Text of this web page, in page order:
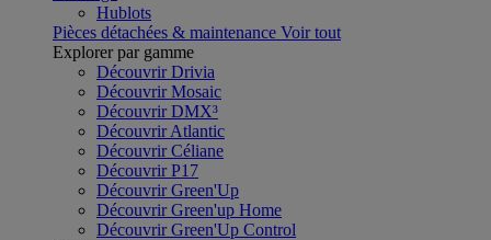
Hublots
Pièces détachées & maintenance Voir tout
Explorer par gamme
Découvrir Drivia
Découvrir Mosaic
Découvrir DMX³
Découvrir Atlantic
Découvrir Céliane
Découvrir P17
Découvrir Green'Up
Découvrir Green'up Home
Découvrir Green'Up Control